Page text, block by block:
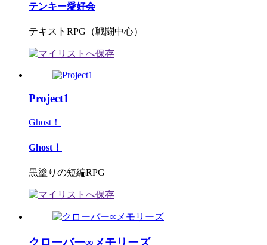
テンキー愛好会
テキストRPG（戦闘中心）
Project1
Ghost！
Ghost！
黒塗りの短編RPG
クローバー∞メモリーズ